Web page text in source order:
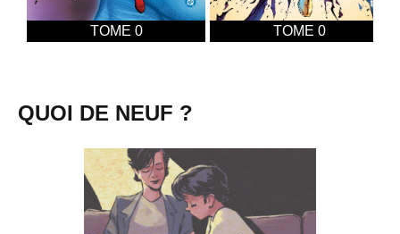
TOME 0 TOME 0
QUOI DE NEUF ?